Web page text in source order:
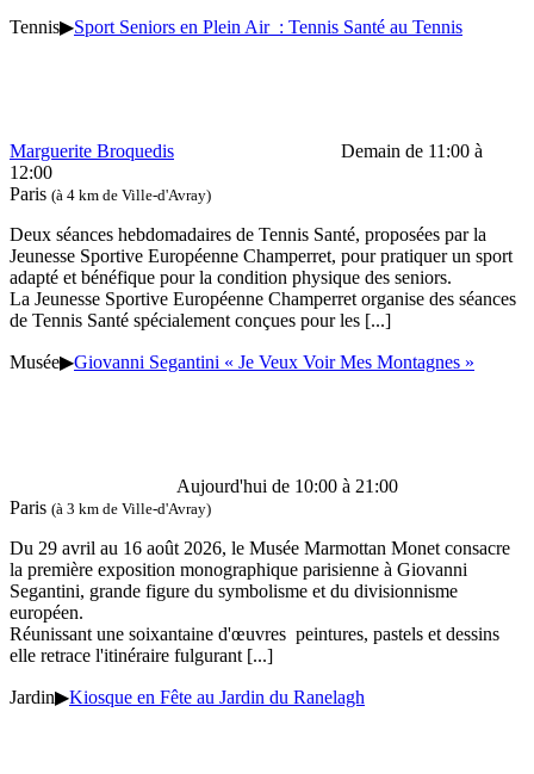
Tennis▶Sport Seniors en Plein Air : Tennis Santé au Tennis
Marguerite Broquedis
Demain de 11:00 à
12:00
Paris (à 4 km de Ville-d'Avray)
Deux séances hebdomadaires de Tennis Santé, proposées par la
Jeunesse Sportive Européenne Champerret, pour pratiquer un sport
adapté et bénéfique pour la condition physique des seniors.
La Jeunesse Sportive Européenne Champerret organise des séances
de Tennis Santé spécialement conçues pour les [...]
Musée▶Giovanni Segantini « Je Veux Voir Mes Montagnes »
Aujourd'hui de 10:00 à 21:00
Paris (à 3 km de Ville-d'Avray)
Du 29 avril au 16 août 2026, le Musée Marmottan Monet consacre
la première exposition monographique parisienne à Giovanni
Segantini, grande figure du symbolisme et du divisionnisme
européen.
Réunissant une soixantaine d'œuvres peintures, pastels et dessins
elle retrace l'itinéraire fulgurant [...]
Jardin▶Kiosque en Fête au Jardin du Ranelagh